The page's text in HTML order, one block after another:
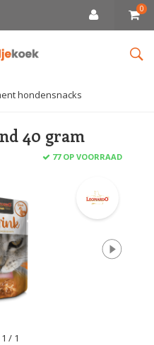
0
hondensnacks
40 gram
77 OP VOORRAAD
1 / 1